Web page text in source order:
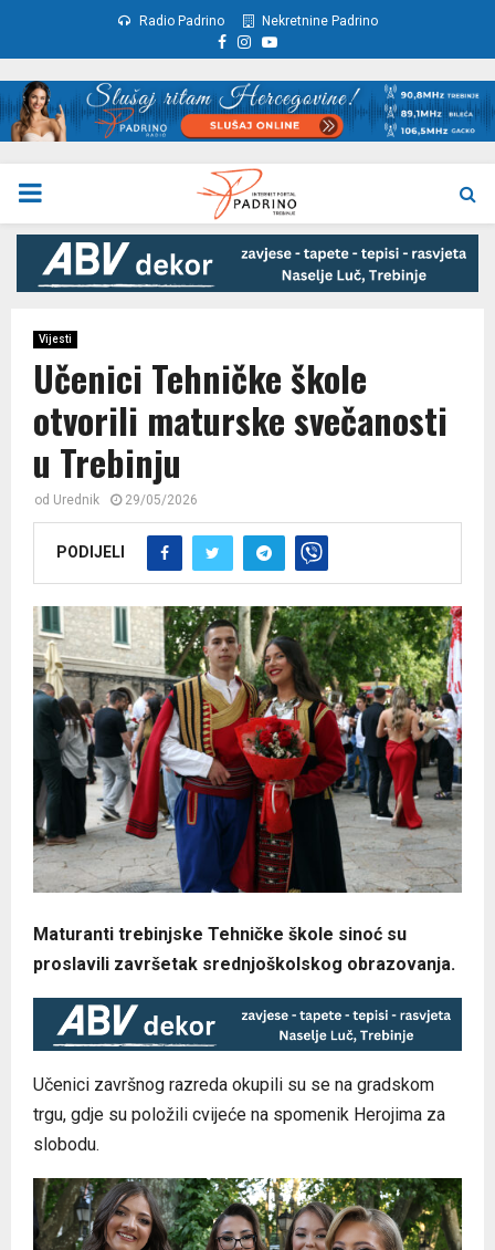
Radio Padrino Nekretnine Padrino
Facebook
Instagram
Youtube
PRIMARY
MENU
Vijesti
Učenici Tehničke škole
otvorili maturske svečanosti
u Trebinju
od Urednik 29/05/2026
PODIJELI
Maturanti trebinjske Tehničke škole sinoć su
proslavili završetak srednjoškolskog obrazovanja.
Učenici završnog razreda okupili su se na gradskom
trgu, gdje su položili cvijeće na spomenik Herojima za
slobodu.